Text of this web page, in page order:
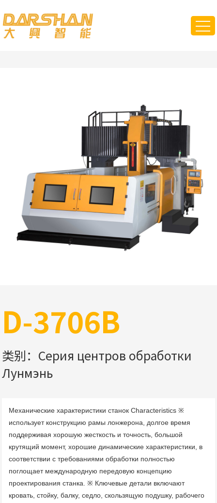
D-3706B
类别：Серия центров обработки
Лунмэнь
Механические характеристики станок Characteristics ※
использует конструкцию рамы лонжерона, долгое время
поддерживая хорошую жесткость и точность, большой
крутящий момент, хорошие динамические характеристики, в
соответствии с требованиями обработки полностью
поглощает международную передовую концепцию
проектирования станка. ※ Ключевые детали включают
кровать, стойку, балку, седло, скользящую подушку, рабочего